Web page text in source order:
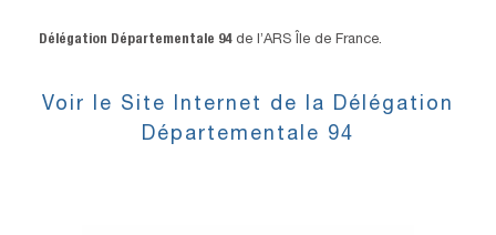
Délégation Départementale 94de l’ARS Île de France.
Voir le Site Internet de la Délégation
Départementale 94